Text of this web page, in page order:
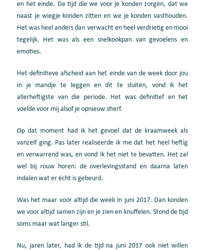
en het einde. De tijd die we voor je konden zorgen, dat we
naast je wiegje konden zitten en we je konden vasthouden.
Het was heel anders dan verwacht en heel verdrietig en mooi
tegelijk. Het was als een snelkookpan van gevoelens en
emoties.
Het definitieve afscheid aan het einde van de week door jou
in je mandje te leggen en dit te sluiten, vond ik het
allerheftigste van die periode. Het was definitief en het
voelde voor mij alsof je opnieuw stierf.
Op dat moment had ik het gevoel dat de kraamweek als
vanzelf ging. Pas later realiseerde ik me dat het heel heftig
en verwarrend was, en vond ik het niet te bevatten. Het zal
wel bij rouw horen: de overlevingsstand en daarna laten
indalen wat er écht is gebeurd.
Was het maar voor altijd die week in juni 2017. Dan konden
we voor altijd samen zijn en je zien en knuffelen. Stond de tijd
soms maar wat langer stil.
Nu, jaren later, had ik de tijd na juni 2017 ook niet willen